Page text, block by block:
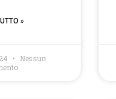
»
Nessun